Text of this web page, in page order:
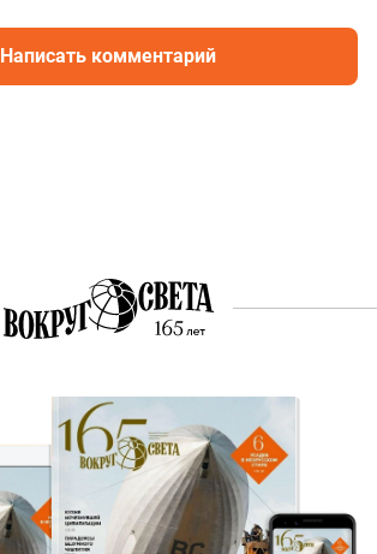
Написать комментарий